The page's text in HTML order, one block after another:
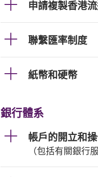
申請複製香港
聯繫匯率制度
紙幣和硬幣
銀行體系
帳戶的開立和
（包括有關銀行